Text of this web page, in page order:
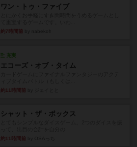
ワン・トゥ・ファイブ
約7時間前
充実
エコーズ・オブ・タイム
約11時間前
シャット・ザ・ボックス
約11時間前